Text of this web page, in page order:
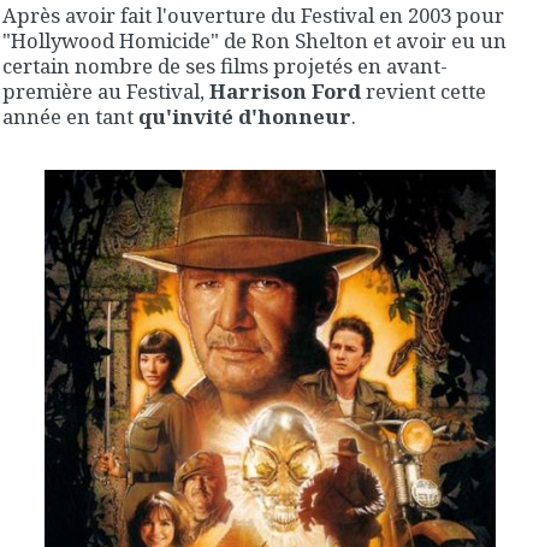
Après avoir fait l'ouverture du Festival en 2003 pour
"Hollywood Homicide" de Ron Shelton et avoir eu un
certain nombre de ses films projetés en avant-
première au Festival,Harrison Fordrevient cette
année en tant qu'invité d'honneur.